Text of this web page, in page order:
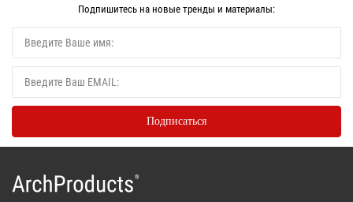
Подпишитесь на новые тренды и материалы: